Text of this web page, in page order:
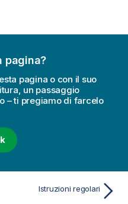
pagina?
pagina o con il suo
un passaggio
– ti pregiamo di farcelo
Istruzioni regolari